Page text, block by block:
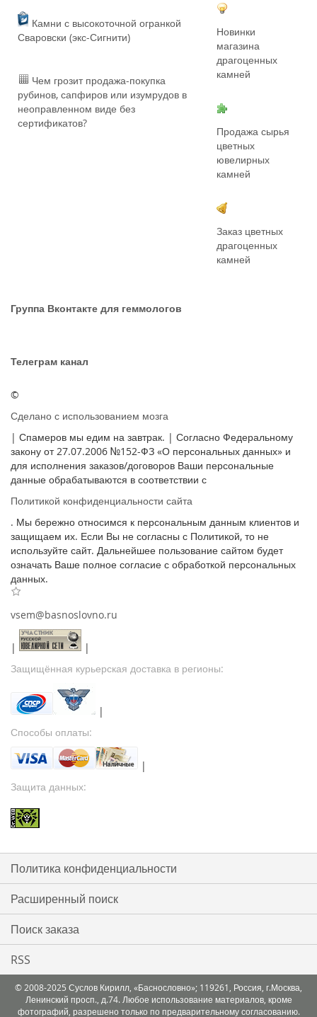
Камни с высокоточной огранкой
Сваровски (экс-Сигнити)
Чем грозит продажа-покупка
рубинов, сапфиров или изумрудов в
неоправленном виде без
сертификатов?
Новинки
магазина
драгоценных
камней
Продажа сырья
цветных
ювелирных
камней
Заказ цветных
драгоценных
камней
Группа Вконтакте для геммологов
Телеграм канал
©
Сделано с использованием мозга
| Спамеров мы едим на завтрак. | Согласно Федеральному
закону от 27.07.2006 №152-ФЗ «О персональных данных» и
для исполнения заказов/договоров Ваши персональные
данные обрабатываются в соответствии с
Политикой конфиденциальности сайта
. Мы бережно относимся к персональным данным клиентов и
защищаем их. Если Вы не согласны с Политикой, то не
используйте сайт. Дальнейшее пользование сайтом будет
означать Ваше полное согласие с обработкой персональных
данных.
vsem@basnoslovno.ru
|
|
Защищённая курьерская доставка в регионы:
|
Способы оплаты:
|
Защита данных:
Политика конфиденциальности
Расширенный поиск
Поиск заказа
RSS
© 2008-2025 Суслов Кирилл, «Баснословно»; 119261, Россия, г.Москва,
Ленинский просп., д.74. Любое использование материалов, кроме
фотографий, разрешено только по предварительному согласованию.